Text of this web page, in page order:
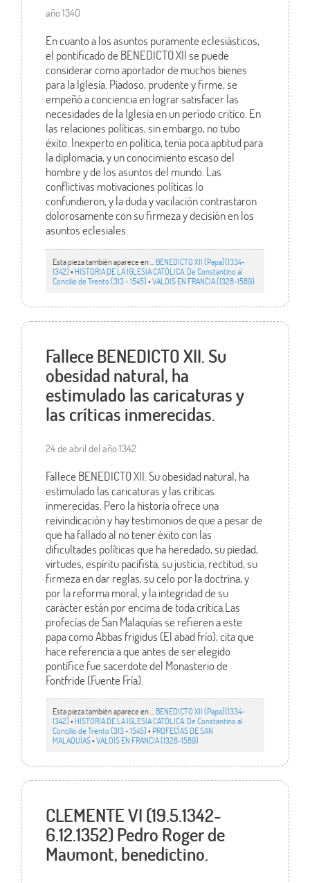
año 1340
En cuanto a los asuntos puramente eclesiásticos,
el pontificado de BENEDICTO XII se puede
considerar como aportador de muchos bienes
para la Iglesia. Piadoso, prudente y firme, se
empeñó a conciencia en lograr satisfacer las
necesidades de la Iglesia en un período critico. En
las relaciones políticas, sin embargo, no tubo
éxito. Inexperto en política, tenía poca aptitud para
la diplomacia, y un conocimiento escaso del
hombre y de los asuntos del mundo. Las
conflictivas motivaciones políticas lo
confundieron, y la duda y vacilación contrastaron
dolorosamente con su firmeza y decisión en los
asuntos eclesiales.
Esta pieza también aparece en ... BENEDICTO XII (Papa)(1334-
1342)• HISTORIA DE LA IGLESIA CATÓLICA. De Constantino al
Concilio de Trento (313 - 1545)•VALOIS EN FRANCIA (1328-1589)
Fallece BENEDICTO XII. Su
obesidad natural, ha
estimulado las caricaturas y
las críticas inmerecidas.
24 de abril del año 1342
Fallece BENEDICTO XII. Su obesidad natural, ha
estimulado las caricaturas y las críticas
inmerecidas. Pero la historia ofrece una
reivindicación y hay testimonios de que a pesar de
que ha fallado al no tener éxito con las
dificultades políticas que ha heredado, su piedad,
virtudes, espíritu pacifista, su justicia, rectitud, su
firmeza en dar reglas, su celo por la doctrina, y
por la reforma moral, y la integridad de su
carácter están por encima de toda crítica.Las
profecías de San Malaquías se refieren a este
papa como Abbas frigidus (El abad frío), cita que
hace referencia a que antes de ser elegido
pontífice fue sacerdote del Monasterio de
Fontfride (Fuente Fría).
Esta pieza también aparece en ... BENEDICTO XII (Papa)(1334-
1342)• HISTORIA DE LA IGLESIA CATÓLICA. De Constantino al
Concilio de Trento (313 - 1545)• PROFECÍAS DE SAN
MALAQUÍAS•VALOIS EN FRANCIA (1328-1589)
CLEMENTE VI (19.5.1342-
6.12.1352) Pedro Roger de
Maumont, benedictino.